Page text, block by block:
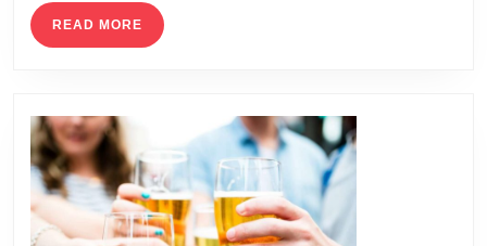
READ MORE READ
MORE